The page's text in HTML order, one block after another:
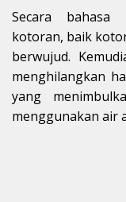
Secara bahasa
kotoran, baik
berwujud.
menghilangkan
yang
menggunakan air